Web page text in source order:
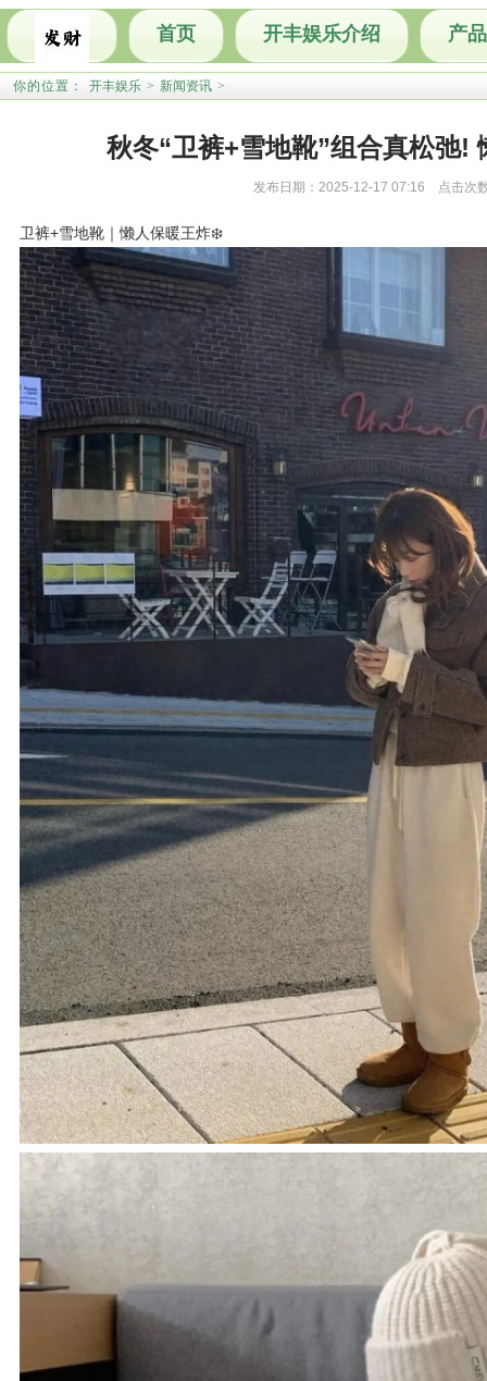
首页 开丰娱乐介绍 产
你的位置： 开丰娱乐 > 新闻资讯 >
秋冬“卫裤+雪地靴”组合真松弛!
发布日期：2025-12-17 07:16 点击次
卫裤+雪地靴｜懒人保暖王炸❄️